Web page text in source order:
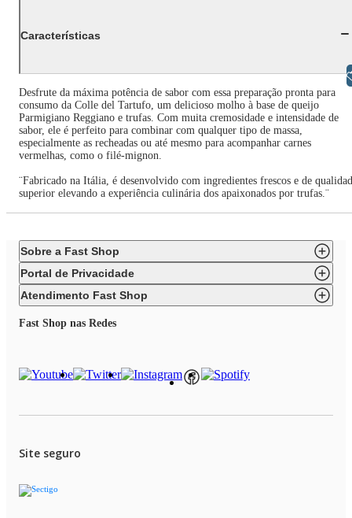
Características
Desfrute da máxima potência de sabor com essa preparação pronta para
consumo da Colle del Tartufo, um delicioso molho à base de queijo
Parmigiano Reggiano e trufas. Com muita cremosidade e intensidade de
sabor, ele é perfeito para combinar com qualquer tipo de massa,
especialmente as recheadas ou até mesmo para acompanhar carnes
vermelhas, como o filé-mignon.
¨Fabricado na Itália, é desenvolvido com ingredientes frescos e de
superior elevando a experiência culinária dos apaixonados por trufas.¨
Sobre a Fast Shop
Portal de Privacidade
Atendimento Fast Shop
Fast Shop nas Redes
Site seguro
Libras